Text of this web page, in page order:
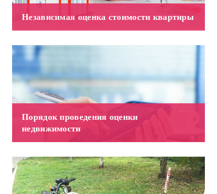
Независимая оценка стоимости квартиры
Порядок проведения оценки
недвижимости